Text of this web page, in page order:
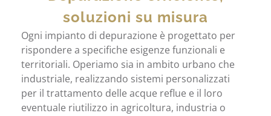
soluzioni su misura
Ogni impianto di depurazione è progettato per
rispondere a specifiche esigenze funzionali e
territoriali. Operiamo sia in ambito urbano che
industriale, realizzando sistemi personalizzati
per il trattamento delle acque reflue e il loro
eventuale riutilizzo in agricoltura, industria o